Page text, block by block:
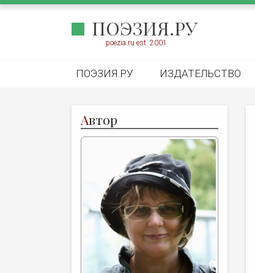
ПОЭЗИЯ.РУ
poezia.ru est. 2001
ПОЭЗИЯ.РУ ИЗДАТЕЛЬСТВО
Автор